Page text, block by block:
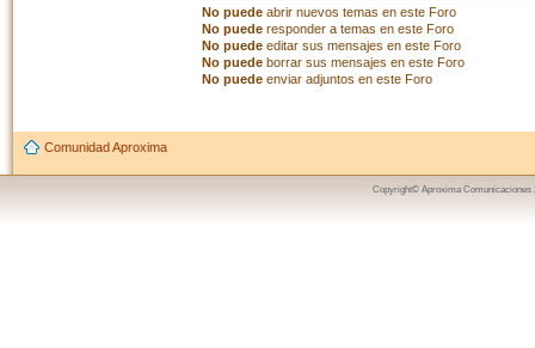
No puedeabrir nuevos temas en este Foro
No puederesponder a temas en este Foro
No puedeeditar sus mensajes en este Foro
No puedeborrar sus mensajes en este Foro
No puedeenviar adjuntos en este Foro
Comunidad Aproxima
Copyright© Aproxima Comunicaciones